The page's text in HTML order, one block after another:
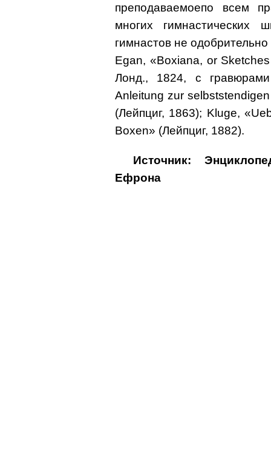
преподаваемоепо всем
многих
гимнастов не
Egan, «Boxiana, or
Лонд., 1824, с
Anleitung zur
(Лейпциг, 1863); Kluge,
Boxen» (Лейпциг, 1882).
Источник:
Ефрона